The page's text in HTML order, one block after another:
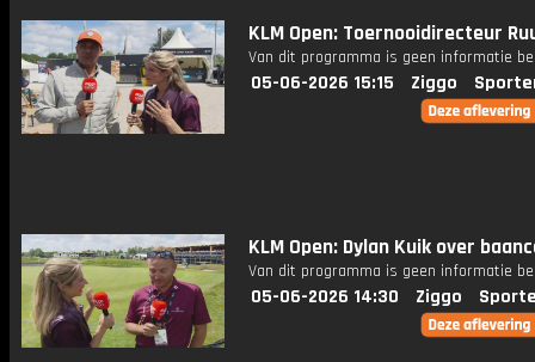
KLM Open: Toernooidirecteur
Van dit programma is geen informatie
05-06-2026 15:15 Ziggo
KLM Open: Dylan Kuik over
Van dit programma is geen informatie
05-06-2026 14:30 Ziggo